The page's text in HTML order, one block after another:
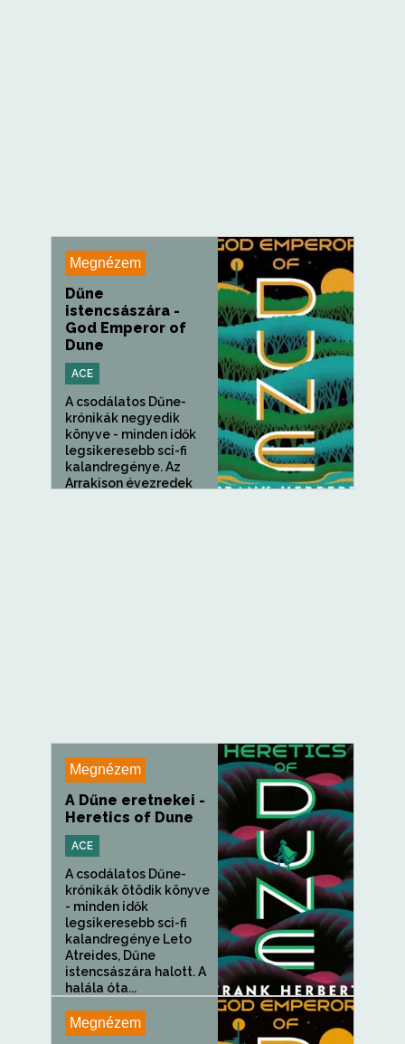
Megnézem
Dűne
istencsászára -
God Emperor of
Dune
ACE
A csodálatos Dűne-
krónikák negyedik
könyve - minden idők
legsikeresebb sci-fi
kalandregénye. Az
Arrakison évezredek
Megnézem
A Dűne eretnekei -
Heretics of Dune
ACE
A csodálatos Dűne-
krónikák ötödik könyve
- minden idők
legsikeresebb sci-fi
kalandregénye Leto
Atreides, Dűne
istencsászára halott. A
halála óta...
Megnézem